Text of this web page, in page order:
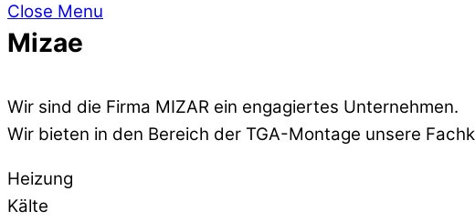
Close Menu
Mizae
Wir sind die Firma MIZAR ein engagiertes Unternehmen.
Wir bieten in den Bereich der TGA-Montage unsere
Heizung
Kälte